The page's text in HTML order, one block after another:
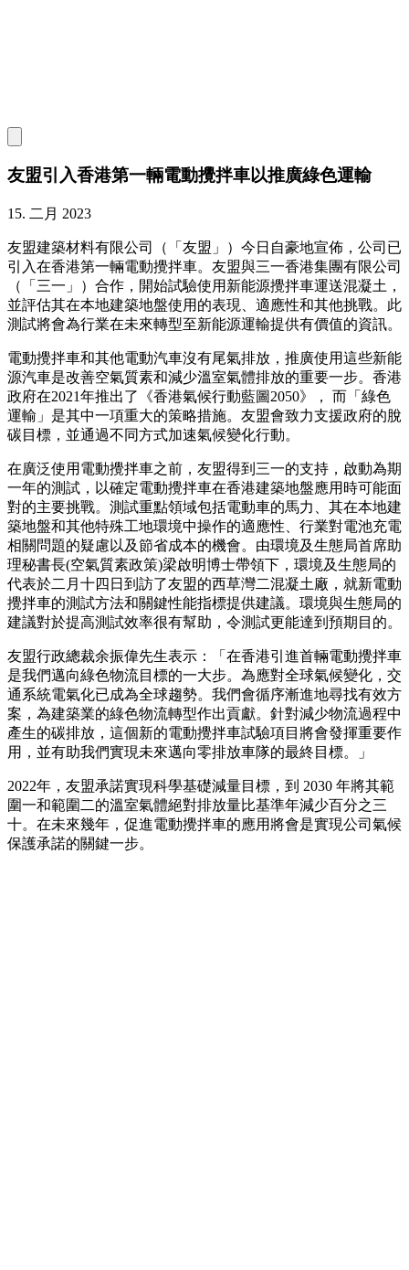
友盟引入香港第一輛電動攪拌車以推廣綠色運輸
15. 二月 2023
友盟建築材料有限公司（「友盟」）今日自豪地宣佈，公司已
引入在香港第一輛電動攪拌車。友盟與三一香港集團有限公司
（「三一」）合作，開始試驗使用新能源攪拌車運送混凝土，
並評估其在本地建築地盤使用的表現、適應性和其他挑戰。此
測試將會為行業在未來轉型至新能源運輸提供有價值的資訊。
電動攪拌車和其他電動汽車沒有尾氣排放，推廣使用這些新能
源汽車是改善空氣質素和減少溫室氣體排放的重要一步。香港
政府在2021年推出了《香港氣候行動藍圖2050》， 而「綠色
運輸」是其中一項重大的策略措施。友盟會致力支援政府的脫
碳目標，並通過不同方式加速氣候變化行動。
在廣泛使用電動攪拌車之前，友盟得到三一的支持，啟動為期
一年的測試，以確定電動攪拌車在香港建築地盤應用時可能面
對的主要挑戰。測試重點領域包括電動車的馬力、其在本地建
築地盤和其他特殊工地環境中操作的適應性、行業對電池充電
相關問題的疑慮以及節省成本的機會。由環境及生態局首席助
理秘書長(空氣質素政策)梁啟明博士帶領下，環境及生態局的
代表於二月十四日到訪了友盟的西草灣二混凝土廠，就新電動
攪拌車的測試方法和關鍵性能指標提供建議。環境與生態局的
建議對於提高測試效率很有幫助，令測試更能達到預期目的。
友盟行政總裁余振偉先生表示：「在香港引進首輛電動攪拌車
是我們邁向綠色物流目標的一大步。為應對全球氣候變化，交
通系統電氣化已成為全球趨勢。我們會循序漸進地尋找有效方
案，為建築業的綠色物流轉型作出貢獻。針對減少物流過程中
產生的碳排放，這個新的電動攪拌車試驗項目將會發揮重要作
用，並有助我們實現未來邁向零排放車隊的最終目標。」
2022年，友盟承諾實現科學基礎減量目標，到 2030 年將其範
圍一和範圍二的溫室氣體絕對排放量比基準年減少百分之三
十。在未來幾年，促進電動攪拌車的應用將會是實現公司氣候
保護承諾的關鍵一步。